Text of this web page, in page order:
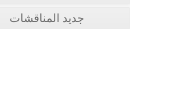
جديد المناقشات